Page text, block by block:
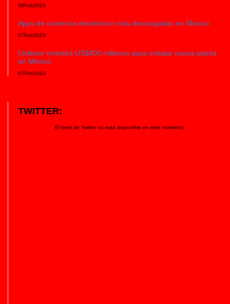
08Feb2023
Apps de comercio electrónico más descargadas en México
07Feb2023
Unilever invertirá US$400 millones para instalar nueva planta
en México
07Feb2023
TWITTER:
El feed de Twitter no está disponible en este momento.